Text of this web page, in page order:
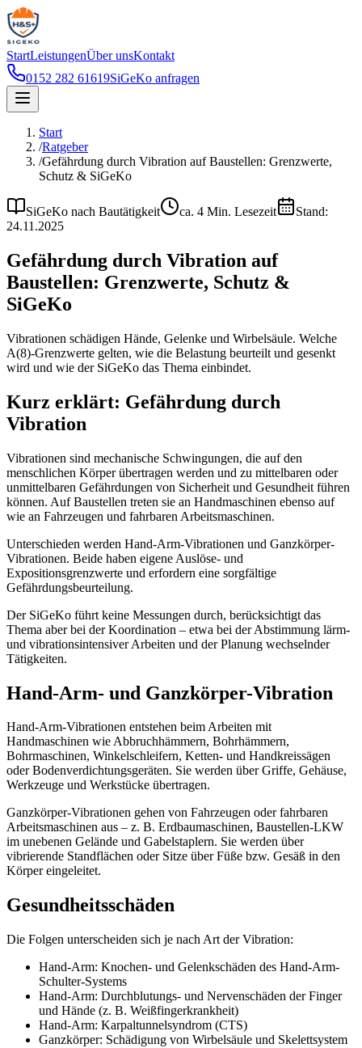
StartLeistungenÜber unsKontakt
0152 282 61619SiGeKo anfragen
Start
/Ratgeber
/Gefährdung durch Vibration auf Baustellen: Grenzwerte,
Schutz & SiGeKo
SiGeKo nach Bautätigkeit ca. 4 Min. Lesezeit
Stand:
24.11.2025
Gefährdung durch Vibration auf
Baustellen: Grenzwerte, Schutz &
SiGeKo
Vibrationen schädigen Hände, Gelenke und Wirbelsäule. Welche
A(8)-Grenzwerte gelten, wie die Belastung beurteilt und gesenkt
wird und wie der SiGeKo das Thema einbindet.
Kurz erklärt: Gefährdung durch
Vibration
Vibrationen sind mechanische Schwingungen, die auf den
menschlichen Körper übertragen werden und zu mittelbaren oder
unmittelbaren Gefährdungen von Sicherheit und Gesundheit führen
können. Auf Baustellen treten sie an Handmaschinen ebenso auf
wie an Fahrzeugen und fahrbaren Arbeitsmaschinen.
Unterschieden werden Hand-Arm-Vibrationen und Ganzkörper-
Vibrationen. Beide haben eigene Auslöse- und
Expositionsgrenzwerte und erfordern eine sorgfältige
Gefährdungsbeurteilung.
Der SiGeKo führt keine Messungen durch, berücksichtigt das
Thema aber bei der Koordination – etwa bei der Abstimmung lärm-
und vibrationsintensiver Arbeiten und der Planung wechselnder
Tätigkeiten.
Hand-Arm- und Ganzkörper-Vibration
Hand-Arm-Vibrationen entstehen beim Arbeiten mit
Handmaschinen wie Abbruchhämmern, Bohrhämmern,
Bohrmaschinen, Winkelschleifern, Ketten- und Handkreissägen
oder Bodenverdichtungsgeräten. Sie werden über Griffe, Gehäuse,
Werkzeuge und Werkstücke übertragen.
Ganzkörper-Vibrationen gehen von Fahrzeugen oder fahrbaren
Arbeitsmaschinen aus – z. B. Erdbaumaschinen, Baustellen-LKW
im unebenen Gelände und Gabelstaplern. Sie werden über
vibrierende Standflächen oder Sitze über Füße bzw. Gesäß in den
Körper eingeleitet.
Gesundheitsschäden
Die Folgen unterscheiden sich je nach Art der Vibration:
Hand-Arm: Knochen- und Gelenkschäden des Hand-Arm-
Schulter-Systems
Hand-Arm: Durchblutungs- und Nervenschäden der Finger
und Hände (z. B. Weißfingerkrankheit)
Hand-Arm: Karpaltunnelsyndrom (CTS)
Ganzkörper: Schädigung von Wirbelsäule und Skelettsystem